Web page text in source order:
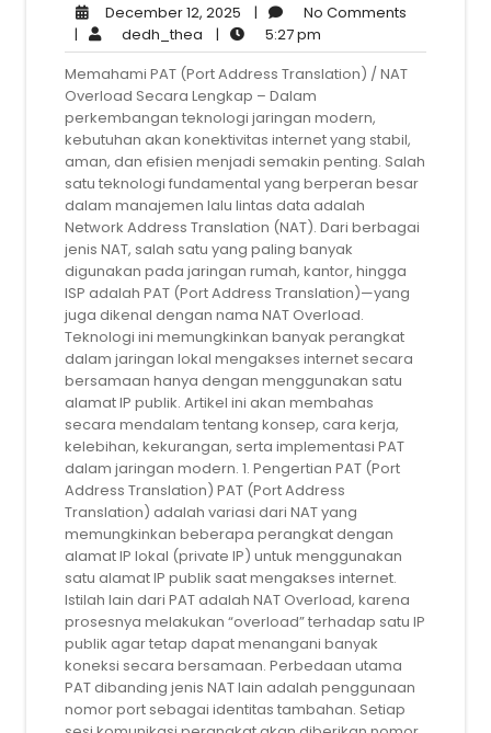
December 12, 2025 December
12,
2025
| No Comments
| dedh_thea dedh_thea
| 5:27 pm
pm
Memahami PAT (Port Address Translation) / NAT
Overload Secara Lengkap – Dalam
perkembangan teknologi jaringan modern,
kebutuhan akan konektivitas internet yang stabil,
aman, dan efisien menjadi semakin penting. Salah
satu teknologi fundamental yang berperan besar
dalam manajemen lalu lintas data adalah
Network Address Translation (NAT). Dari berbagai
jenis NAT, salah satu yang paling banyak
digunakan pada jaringan rumah, kantor, hingga
ISP adalah PAT (Port Address Translation)—yang
juga dikenal dengan nama NAT Overload.
Teknologi ini memungkinkan banyak perangkat
dalam jaringan lokal mengakses internet secara
bersamaan hanya dengan menggunakan satu
alamat IP publik. Artikel ini akan membahas
secara mendalam tentang konsep, cara kerja,
kelebihan, kekurangan, serta implementasi PAT
dalam jaringan modern. 1. Pengertian PAT (Port
Address Translation) PAT (Port Address
Translation) adalah variasi dari NAT yang
memungkinkan beberapa perangkat dengan
alamat IP lokal (private IP) untuk menggunakan
satu alamat IP publik saat mengakses internet.
Istilah lain dari PAT adalah NAT Overload, karena
prosesnya melakukan “overload” terhadap satu IP
publik agar tetap dapat menangani banyak
koneksi secara bersamaan. Perbedaan utama
PAT dibanding jenis NAT lain adalah penggunaan
nomor port sebagai identitas tambahan. Setiap